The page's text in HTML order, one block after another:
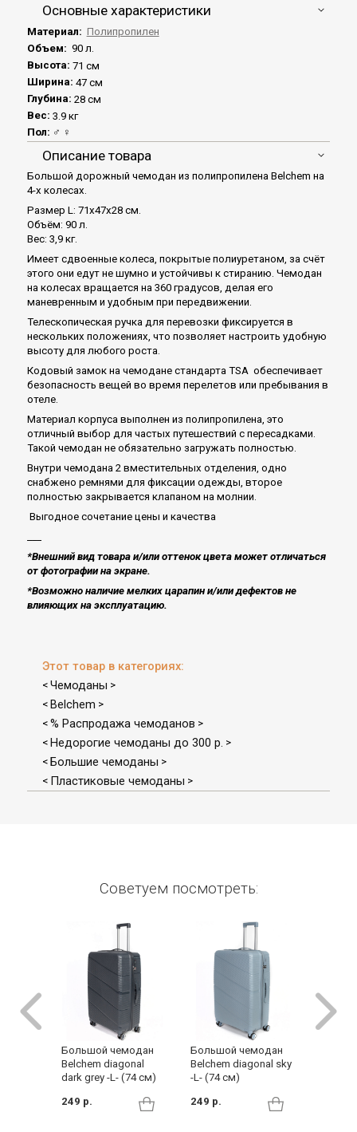
Основные характеристики
Материал: Полипропилен
Объем: 90 л.
Высота: 71 см
Ширина: 47 см
Глубина: 28 см
Вес: 3.9 кг
Пол: ♂ ♀
Описание товара
Большой дорожный чемодан из полипропилена Belchem на
4-х колесах.
Размер L: 71x47x28 см.
Объём: 90 л.
Вес: 3,9 кг.
Имеет сдвоенные колеса, покрытые полиуретаном, за счёт
этого они едут не шумно и устойчивы к стиранию. Чемодан
на колесах вращается на 360 градусов, делая его
маневренным и удобным при передвижении.
Телескопическая ручка для перевозки фиксируется в
нескольких положениях, что позволяет настроить удобную
высоту для любого роста.
Кодовый замок на чемодане стандарта TSA обеспечивает
безопасность вещей во время перелетов или пребывания в
отеле.
Материал корпуса выполнен из полипропилена, это
отличный выбор для частых путешествий с пересадками.
Такой чемодан не обязательно загружать полностью.
Внутри чемодана 2 вместительных отделения, одно
снабжено ремнями для фиксации одежды, второе
полностью закрывается клапаном на молнии.
Выгодное сочетание цены и качества
*Внешний вид товара и/или оттенок цвета может отличаться
от фотографии на экране.
*Возможно наличие мелких царапин и/или дефектов не
влияющих на эксплуатацию​.
Этот товар в категориях:
< Чемоданы >
< Belchem >
< % Распродажа чемоданов >
< Недорогие чемоданы до 300 р. >
< Большие чемоданы >
< Пластиковые чемоданы >
Советуем посмотреть:
Большой чемодан
Belchem diagonal
dark grey -L- (74 см)
249 р.
Большой чемодан
Belchem diagonal sky
-L- (74 см)
249 р.